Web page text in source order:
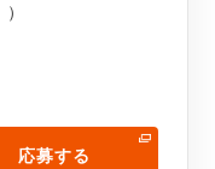
）
応募する